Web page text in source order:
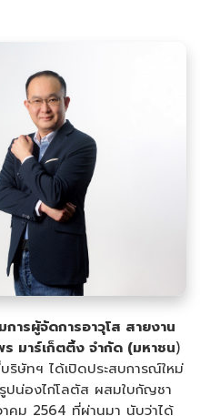
ารผู้จัดการอาวุโส สายงาน
มาร์เก็ตติ้ง จำกัด (มหาชน)
ริษัทฯ ได้เปิดประสบการณ์ใหม่
ปน่องไก่โลตัส ผสมใบกัญชา
คม 2564 ที่ผ่านมา นับว่าได้